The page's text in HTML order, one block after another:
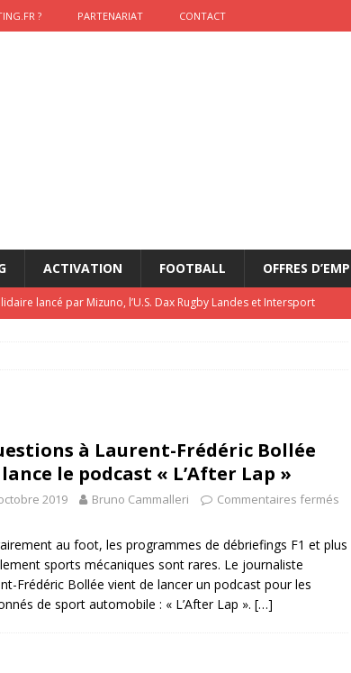
? PARTENARIAT CONTACT
ACTIVATION FOOTBALL OFFRES
lancé par Mizuno, l’U.S. Dax Rugby Landes et Intersport
: qui gagne vraiment
FOOTBALL
de Zinedine Zidane par adidas est de retour à
à Laurent-Frédéric Bollée
le podcast « L’After Lap »
2019 Bruno Cammalleri Commentaires fermés
au foot, les programmes de débriefings F1 et plus
sports mécaniques sont rares. Le journaliste
Frédéric Bollée vient de lancer un podcast pour les
de sport automobile : « L’After Lap ». […]